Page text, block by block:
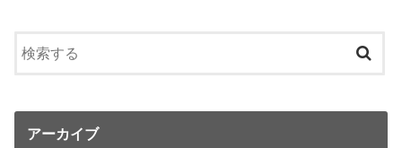
アーカイブ